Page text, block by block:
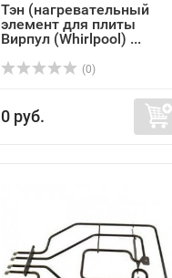
Тэн (нагревательный
элемент для плиты
Вирпул (Whirlpool) ...
(0)
0 руб.